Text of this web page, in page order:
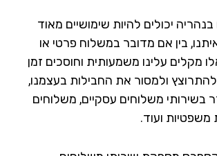
יכולים להיות שימושיים מאוד
אם מדובר במשלוח פרטי או
עלינו משמעותית וחוסכים זמן
ולמסור את החבילות בעצמנו,
משלוחים עסקיים, משלוחים
ועוד.